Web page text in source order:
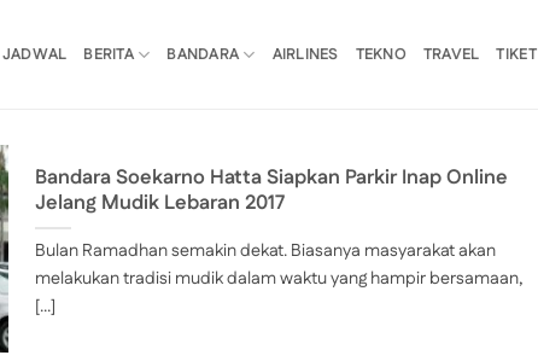
JADWAL BERITA BANDARA AIRLINES TEKNO TRAVEL TIKET
Bandara Soekarno Hatta Siapkan Parkir Inap Online
Jelang Mudik Lebaran 2017
Bulan Ramadhan semakin dekat. Biasanya masyarakat akan
melakukan tradisi mudik dalam waktu yang hampir bersamaan,
[...]